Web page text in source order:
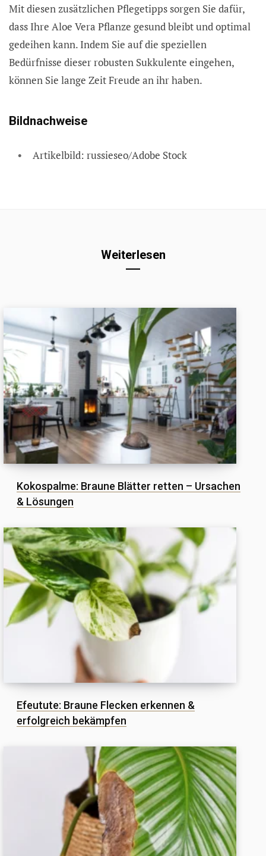
Mit diesen zusätzlichen Pflegetipps sorgen Sie dafür,
dass Ihre Aloe Vera Pflanze gesund bleibt und optimal
gedeihen kann. Indem Sie auf die speziellen
Bedürfnisse dieser robusten Sukkulente eingehen,
können Sie lange Zeit Freude an ihr haben.
Bildnachweise
Artikelbild: russieseo/Adobe Stock
Weiterlesen
Kokospalme: Braune Blätter retten – Ursachen
& Lösungen
Efeutute: Braune Flecken erkennen &
erfolgreich bekämpfen